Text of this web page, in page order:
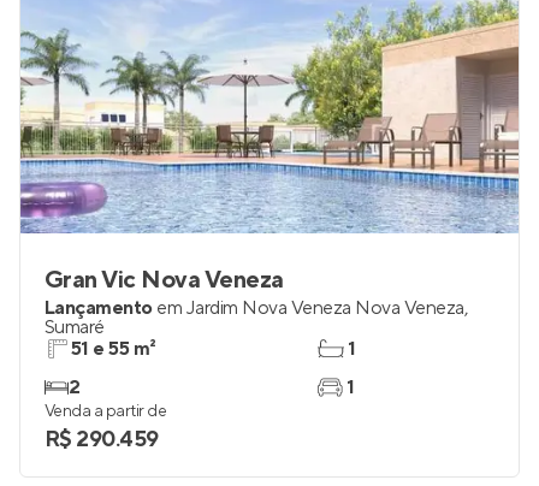
Gran Vic Nova Veneza
Lançamento em Jardim Nova Veneza Nova Veneza,
Sumaré
51 e 55 m²
2
1
1
Venda a partir de
R$ 290.459